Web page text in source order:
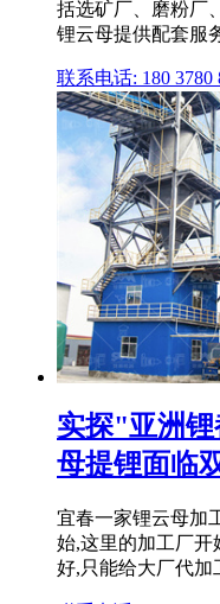
括选矿厂、磨粉厂
锂云母提供配套服
联系电话: 180 3780
实探"亚洲
母提锂面临
宜春一家锂云母加
始,这里的加工厂开
好,只能给大厂代加